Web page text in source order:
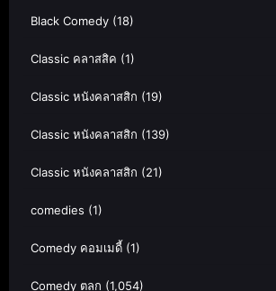
Black Comedy (18)
Classic คลาสสิค (1)
Classic หนังคลาสสิก (19)
Classic หนังคลาสสิก (139)
Classic หนังคลาสสิก (21)
comedies (1)
Comedy คอมเมดี้ (1)
Comedy ตลก (1,054)